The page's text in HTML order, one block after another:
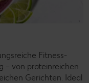
Fitness-
– von proteinreichen
Gerichten. Ideal